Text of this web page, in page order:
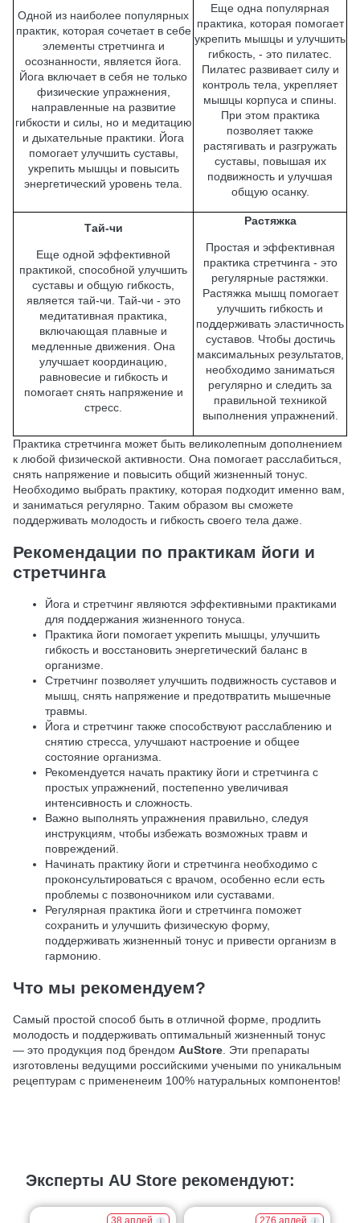
Одной из наиболее популярных
практик, которая сочетает в себе
элементы стретчинга и
осознанности, является йога.
Йога включает в себя не только
физические упражнения,
направленные на развитие
гибкости и силы, но и медитацию
и дыхательные практики. Йога
помогает улучшить суставы,
укрепить мышцы и повысить
энергетический уровень тела.
Еще одна популярная
практика, которая помогает
укрепить мышцы и улучшить
гибкость, - это пилатес.
Пилатес развивает силу и
контроль тела, укрепляет
мышцы корпуса и спины.
При этом практика
позволяет также
растягивать и разгружать
суставы, повышая их
подвижность и улучшая
общую осанку.
Тай-чи
Еще одной эффективной
практикой, способной улучшить
суставы и общую гибкость,
является тай-чи. Тай-чи - это
медитативная практика,
включающая плавные и
медленные движения. Она
улучшает координацию,
равновесие и гибкость и
помогает снять напряжение и
стресс.
Растяжка
Простая и эффективная
практика стретчинга - это
регулярные растяжки.
Растяжка мышц помогает
улучшить гибкость и
поддерживать эластичность
суставов. Чтобы достичь
максимальных результатов,
необходимо заниматься
регулярно и следить за
правильной техникой
выполнения упражнений.
Практика стретчинга может быть великолепным дополнением
к любой физической активности. Она помогает расслабиться,
снять напряжение и повысить общий жизненный тонус.
Необходимо выбрать практику, которая подходит именно вам,
и заниматься регулярно. Таким образом вы сможете
поддерживать молодость и гибкость своего тела даже.
Рекомендации по практикам йоги и
стретчинга
Йога и стретчинг являются эффективными практиками
для поддержания жизненного тонуса.
Практика йоги помогает укрепить мышцы, улучшить
гибкость и восстановить энергетический баланс в
организме.
Стретчинг позволяет улучшить подвижность суставов и
мышц, снять напряжение и предотвратить мышечные
травмы.
Йога и стретчинг также способствуют расслаблению и
снятию стресса, улучшают настроение и общее
состояние организма.
Рекомендуется начать практику йоги и стретчинга с
простых упражнений, постепенно увеличивая
интенсивность и сложность.
Важно выполнять упражнения правильно, следуя
инструкциям, чтобы избежать возможных травм и
повреждений.
Начинать практику йоги и стретчинга необходимо с
проконсультироваться с врачом, особенно если есть
проблемы с позвоночником или суставами.
Регулярная практика йоги и стретчинга поможет
сохранить и улучшить физическую форму,
поддерживать жизненный тонус и привести организм в
гармонию.
Что мы рекомендуем?
Самый простой способ быть в отличной форме, продлить
молодость и поддерживать оптимальный жизненный тонус
— это продукция под брендом AuStore . Эти препараты
изготовлены ведущими российскими учеными по уникальным
рецептурам с примененеим 100% натуральных компонентов!
Эксперты AU Store рекомендуют:
38 аплей 276 аплей